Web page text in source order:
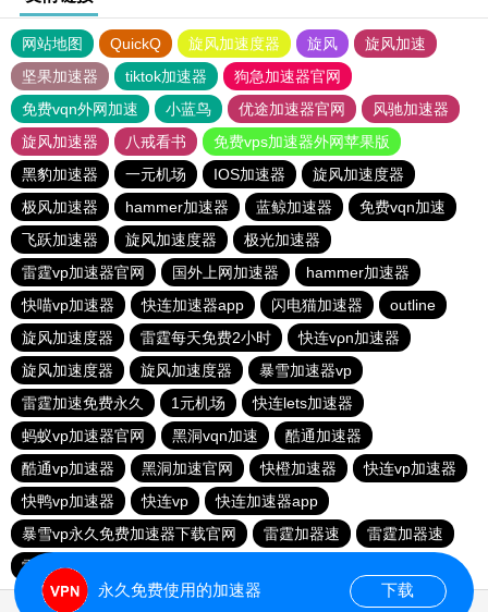
网站地图 QuickQ 旋风加速度器 旋风
旋风加速
坚果加速器
tiktok加速器
狗急加速器官网
免费vqn外网加速
小蓝鸟 优途加速器官网
风驰加速器
旋风加速器
八戒看书
免费vps加速器外网苹果版
黑豹加速器
一元机场 IOS加速器
旋风加速度器
极风加速器
hammer加速器 蓝鲸加速器
免费vqn加速
飞跃加速器
旋风加速度器
极光加速器
雷霆vp加速器官网
国外上网加速器
hammer加速器
快喵vp加速器
快连加速器app 闪电猫加速器
outline
旋风加速度器
雷霆每天免费2小时
快连vρn加速器
旋风加速度器
旋风加速度器
暴雪加速器vp
雷霆加速免费永久
1元机场
快连lets加速器
蚂蚁vp加速器官网
黑洞vqn加速
酷通加速器
酷通vp加速器
黑洞加速官网 快橙加速器
快连vp加速器
快鸭vp加速器
快连vp
快连加速器app
暴雪vp永久免费加速器下载官网
雷霆加器速
雷霆加器速
雷霆vqn加速官网
永久免费使用的加速器 下载